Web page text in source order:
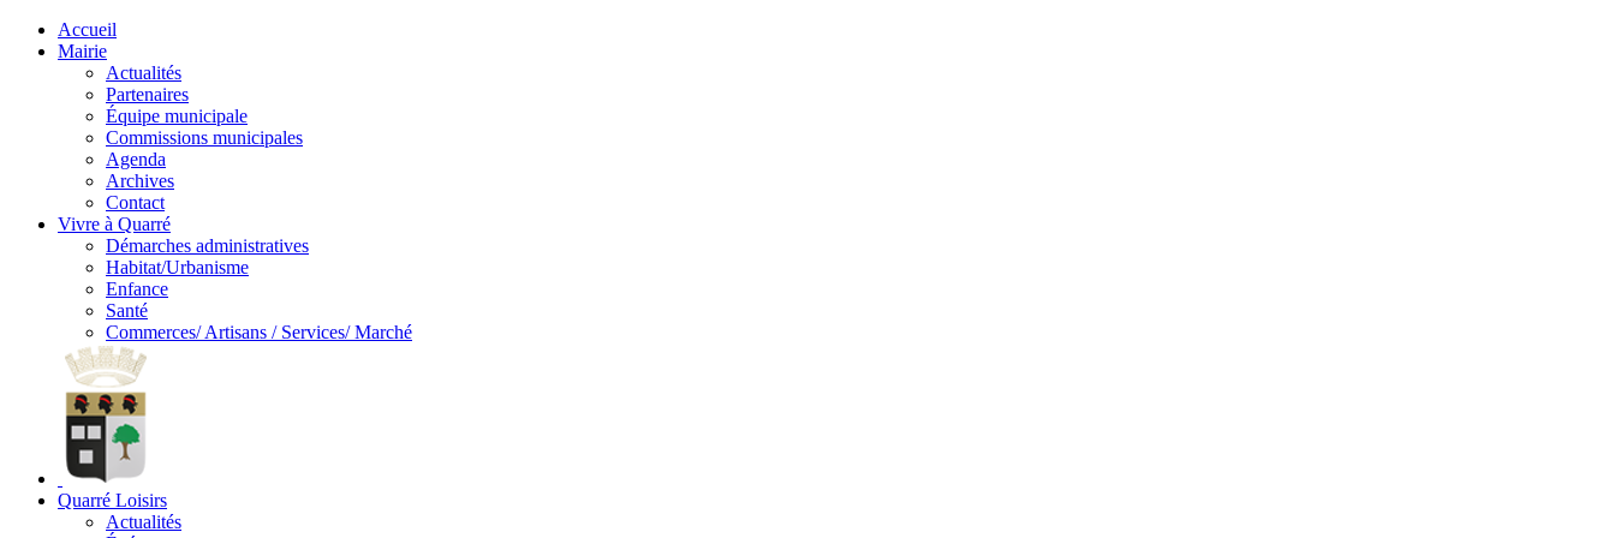
Accueil
Mairie
Actualités
Partenaires
Équipe municipale
Commissions municipales
Agenda
Archives
Contact
Vivre à Quarré
Démarches administratives
Habitat/Urbanisme
Enfance
Santé
Commerces/ Artisans / Services/ Marché
Quarré Loisirs
Actualités